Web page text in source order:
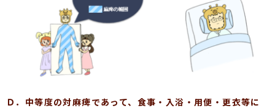
Ｄ．中等度の対麻痺であって、食事・入浴・用便・更衣等に